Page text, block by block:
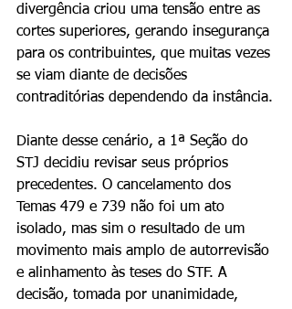
divergência criou uma tensão entre as
cortes superiores, gerando insegurança
para os contribuintes, que muitas vezes
se viam diante de decisões
contraditórias dependendo da instância.
Diante desse cenário, a 1ª Seção do
STJ decidiu revisar seus próprios
precedentes. O cancelamento dos
Temas 479 e 739 não foi um ato
isolado, mas sim o resultado de um
movimento mais amplo de autorrevisão
e alinhamento às teses do STF. A
decisão, tomada por unanimidade,